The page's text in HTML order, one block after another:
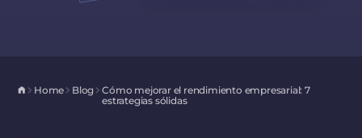
Home Blog
Cómo mejorar el rendimiento empresarial: 7
estrategias sólidas